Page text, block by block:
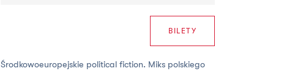
BILETY
Środkowoeuropejskie political fiction. Miks polskiego